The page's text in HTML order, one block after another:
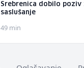
Srebrenica dobilo poziv
saslušanje
49 min